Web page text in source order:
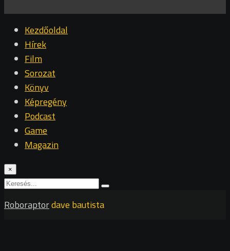
Kezdőoldal
Hírek
Film
Sorozat
Könyv
Képregény
Podcast
Game
Magazin
×
Roboraptordave bautista